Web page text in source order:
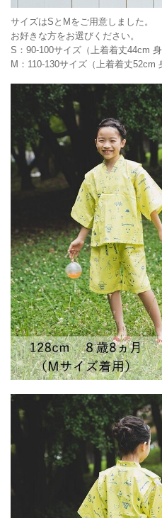
サイズはSとMをご用意しました。
お好きな方をお選びください。
S：90-100サイズ（上着着丈44cm 身
M：110-130サイズ（上着着丈52cm